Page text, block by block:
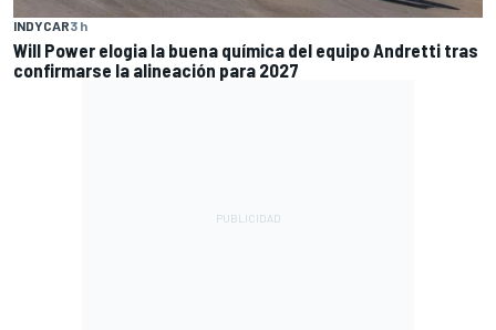
INDYCAR3 h
Will Power elogia la buena química del equipo Andretti tras
confirmarse la alineación para 2027